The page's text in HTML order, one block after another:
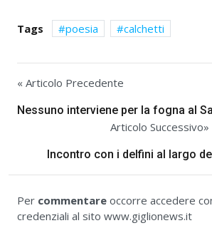
Tags poesia calchetti
« Articolo Precedente
Nessuno interviene per la fogna al
Articolo Successivo»
Incontro con i delfini al largo
Per commentare occorre accedere
credenziali al sito www.giglionews.it